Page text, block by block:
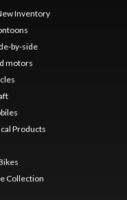
Inventory
by-side
motors
Products
Collection